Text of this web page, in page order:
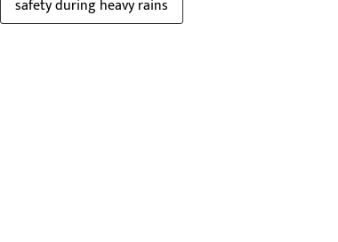
safety during heavy rains